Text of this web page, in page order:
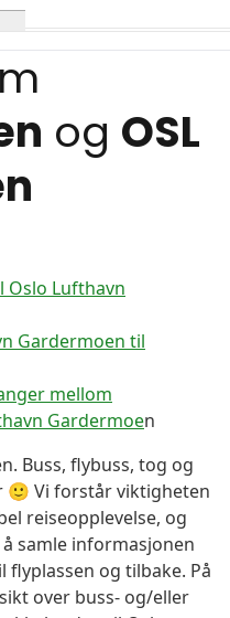
og OSL
Lufthavn
Gardermoen til
mellom
Gardermoen
Buss, flybuss, tog og
Vi forstår viktigheten
reiseopplevelse, og
samle informasjonen
og tilbake. På
over buss- og/eller